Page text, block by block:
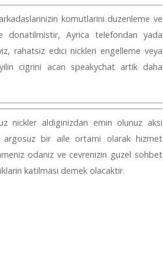
komutlarini duzenleme ve
donatilmistir, Ayrica telefondan yada
rahatsiz edici nickleri engelleme veya
cigrini acan speakychat artik daha
nickler aldiginizdan emin olunuz aksi
argosuz bir aile ortami olarak hizmet
odaniz ve cevrenizin guzel sohbet
katilmasi demek olacaktir.